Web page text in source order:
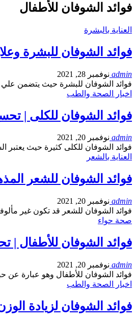
فوائد الشوفان للأطفال
العناية بالبشرة
فوائد الشوفان للبشرة
admin نوفمبر 28, 2021
فوائد الشوفان للبشرة حيث يتضمن علي
اخبار الصحة والطب
فوائد الشوفان للكلى |
admin نوفمبر 20, 2021
فوائد الشوفان للكلى كثيرة حيث يعتبر
العناية بالشعر
فوائد الشوفان للشعر
admin نوفمبر 20, 2021
فوائد الشوفان للشعر قد تكون غير
صحة حواء
فوائد الشوفان للأطفال
admin نوفمبر 20, 2021
فوائد الشوفان للأطفال وهو عبارة
اخبار الصحة والطب
فوائد الشوفان لزيادة